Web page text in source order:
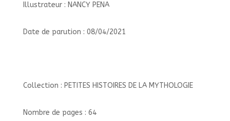
Illustrateur : NANCY PENA
Date de parution : 08/04/2021
Collection : PETITES HISTOIRES DE LA MYTHOLOGIE
Nombre de pages : 64